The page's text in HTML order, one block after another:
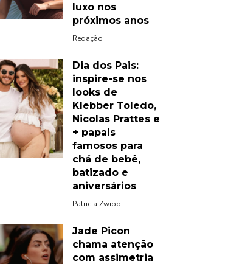
luxo nos
próximos anos
Redação
Dia dos Pais:
inspire-se nos
looks de
Klebber Toledo,
Nicolas Prattes e
+ papais
famosos para
chá de bebê,
batizado e
aniversários
Patricia Zwipp
Jade Picon
chama atenção
com assimetria